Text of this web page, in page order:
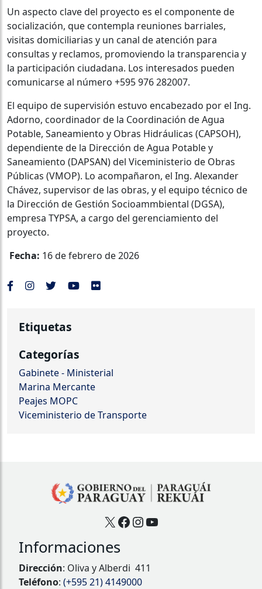
Un aspecto clave del proyecto es el componente de
socialización, que contempla reuniones barriales,
visitas domiciliarias y un canal de atención para
consultas y reclamos, promoviendo la transparencia y
la participación ciudadana. Los interesados pueden
comunicarse al número +595 976 282007.
El equipo de supervisión estuvo encabezado por el Ing.
Adorno, coordinador de la Coordinación de Agua
Potable, Saneamiento y Obras Hidráulicas (CAPSOH),
dependiente de la Dirección de Agua Potable y
Saneamiento (DAPSAN) del Viceministerio de Obras
Públicas (VMOP). Lo acompañaron, el Ing. Alexander
Chávez, supervisor de las obras, y el equipo técnico de
la Dirección de Gestión Socioammbiental (DGSA),
empresa TYPSA, a cargo del gerenciamiento del
proyecto.
Fecha: 16 de febrero de 2026
Etiquetas
Categorías
Gabinete - Ministerial
Marina Mercante
Peajes MOPC
Viceministerio de Transporte
X Facebook
Instagram
YouTube
Informaciones
Dirección: Oliva y Alberdi 411
Teléfono: (+595 21) 4149000